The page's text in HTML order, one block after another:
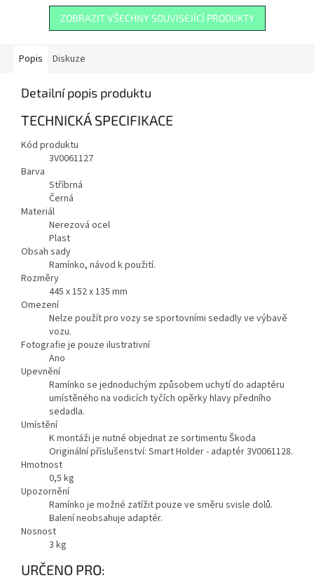
použít...
ZOBRAZIT VŠECHNY SOUVISEJÍCÍ PRODUKTY
Popis Diskuze
Detailní popis produktu
TECHNICKÁ SPECIFIKACE
Kód produktu
3V0061127
Barva
Stříbrná
Černá
Materiál
Nerezová ocel
Plast
Obsah sady
Ramínko, návod k použití.
Rozměry
445 x 152 x 135 mm
Omezení
Nelze použít pro vozy se sportovními sedadly ve výbavě
vozu.
Fotografie je pouze ilustrativní
Ano
Upevnění
Ramínko se jednoduchým způsobem uchytí do adaptéru
umístěného na vodicích tyčích opěrky hlavy předního
sedadla.
Umístění
K montáži je nutné objednat ze sortimentu Škoda
Originální příslušenství: Smart Holder - adaptér 3V0061128.
Hmotnost
0,5 kg
Upozornění
Ramínko je možné zatížit pouze ve směru svisle dolů.
Balení neobsahuje adaptér.
Nosnost
3 kg
méně
URČENO PRO: